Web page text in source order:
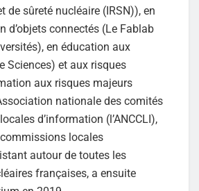
de sûreté nucléaire (IRSN)), en
d’objets connectés (Le Fablab
en éducation aux
Sciences) et aux risques
aux risques majeurs
nationale des comités
d’information (l’ANCCLI),
locales
autour de toutes les
françaises, a ensuite